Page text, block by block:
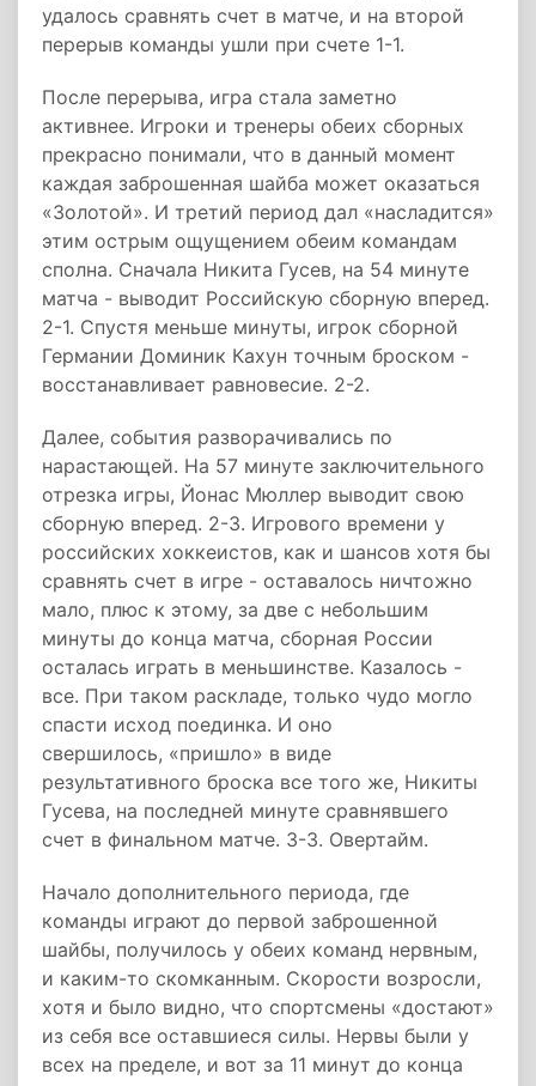
удалось сравнять счет в матче, и на второй
перерыв команды ушли при счете 1-1.
После перерыва, игра стала заметно
активнее. Игроки и тренеры обеих сборных
прекрасно понимали, что в данный момент
каждая заброшенная шайба может оказаться
«Золотой». И третий период дал «насладится»
этим острым ощущением обеим командам
сполна. Сначала Никита Гусев, на 54 минуте
матча - выводит Российскую сборную вперед.
2-1. Спустя меньше минуты, игрок сборной
Германии Доминик Кахун точным броском -
восстанавливает равновесие. 2-2.
Далее, события разворачивались по
нарастающей. На 57 минуте заключительного
отрезка игры, Йонас Мюллер выводит свою
сборную вперед. 2-3. Игрового времени у
российских хоккеистов, как и шансов хотя бы
сравнять счет в игре - оставалось ничтожно
мало, плюс к этому, за две с небольшим
минуты до конца матча, сборная России
осталась играть в меньшинстве. Казалось -
все. При таком раскладе, только чудо могло
спасти исход поединка. И оно
свершилось, «пришло» в виде
результативного броска все того же, Никиты
Гусева, на последней минуте сравнявшего
счет в финальном матче. 3-3. Овертайм.
Начало дополнительного периода, где
команды играют до первой заброшенной
шайбы, получилось у обеих команд нервным,
и каким-то скомканным. Скорости возросли,
хотя и было видно, что спортсмены «достают»
из себя все оставшиеся силы. Нервы были у
всех на пределе, и вот за 11 минут до конца